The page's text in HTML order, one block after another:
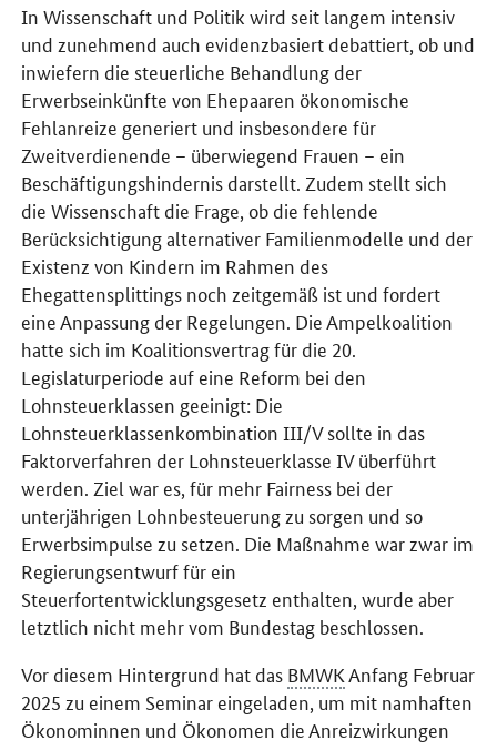
In Wissenschaft und Politik wird seit langem intensiv
und zunehmend auch evidenzbasiert debattiert, ob und
inwiefern die steuerliche Behandlung der
Erwerbseinkünfte von Ehepaaren ökonomische
Fehlanreize generiert und insbesondere für
Zweitverdienende – überwiegend Frauen – ein
Beschäftigungshindernis darstellt. Zudem stellt sich
die Wissenschaft die Frage, ob die fehlende
Berücksichtigung alternativer Familienmodelle und der
Existenz von Kindern im Rahmen des
Ehegattensplittings noch zeitgemäß ist und fordert
eine Anpassung der Regelungen. Die Ampelkoalition
hatte sich im Koalitionsvertrag für die 20.
Legislaturperiode auf eine Reform bei den
Lohnsteuerklassen geeinigt: Die
Lohnsteuerklassenkombination III/V sollte in das
Faktorverfahren der Lohnsteuerklasse IV überführt
werden. Ziel war es, für mehr Fairness bei der
unterjährigen Lohnbesteuerung zu sorgen und so
Erwerbsimpulse zu setzen. Die Maßnahme war zwar im
Regierungsentwurf für ein
Steuerfortentwicklungsgesetz enthalten, wurde aber
letztlich nicht mehr vom Bundestag beschlossen.
Vor diesem Hintergrund hat das BMWK Anfang Februar
2025 zu einem Seminar eingeladen, um mit namhaften
Ökonominnen und Ökonomen die Anreizwirkungen